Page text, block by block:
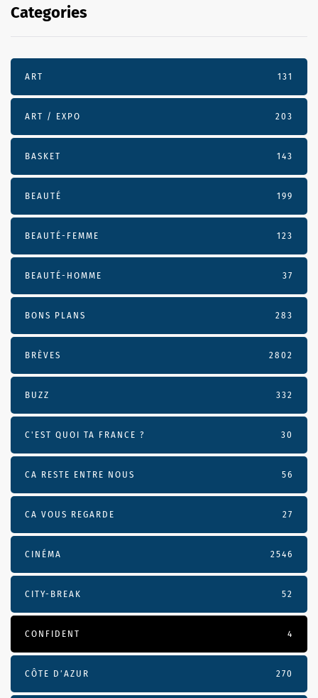
Categories
ART 131
ART / EXPO 203
BASKET 143
BEAUTÉ 199
BEAUTÉ-FEMME 123
BEAUTÉ-HOMME 37
BONS PLANS 283
BRÈVES 2802
BUZZ 332
C'EST QUOI TA FRANCE ? 30
CA RESTE ENTRE NOUS 56
CA VOUS REGARDE 27
CINÉMA 2546
CITY-BREAK 52
CONFIDENT 4
CÔTE D’AZUR 270